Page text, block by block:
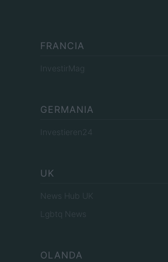
FRANCIA
InvestirMag
GERMANIA
Investieren24
UK
News Hub UK
Lgbtq News
OLANDA